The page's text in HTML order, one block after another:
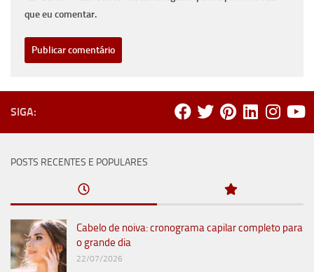
que eu comentar.
SIGA:
POSTS RECENTES E POPULARES
Cabelo de noiva: cronograma capilar completo para
o grande dia
22/07/2026